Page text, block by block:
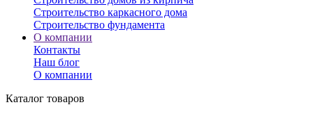
Строительство каркасного дома
Строительство фундамента
О компании
Контакты
Наш блог
О компании
Каталог товаров